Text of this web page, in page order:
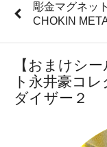
彫金マグネッ
CHOKIN
【おまけシ
ト永井豪コ
ダイザー２